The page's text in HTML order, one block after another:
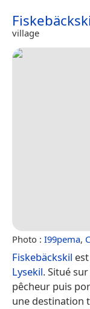
village
Photo : I99pema,
Fiskebäckskil
Lysekil. Situé
pêcheur puis
une destination